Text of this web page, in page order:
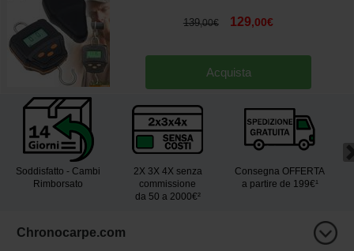
139,00€ 129,00€
Acquista
Soddisfatto - Cambi
Rimborsato
2X 3X 4X senza
commissione
da 50 a 2000€²
Consegna OFFERTA
a partire de 199€¹
Chronocarpe.com